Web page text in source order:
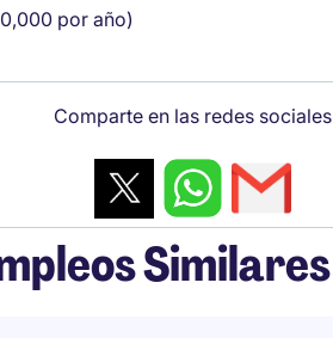
por año)
Comparte en las redes sociales
Similares